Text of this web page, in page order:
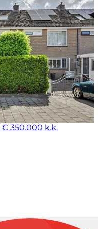
€ 350.000 k.k.